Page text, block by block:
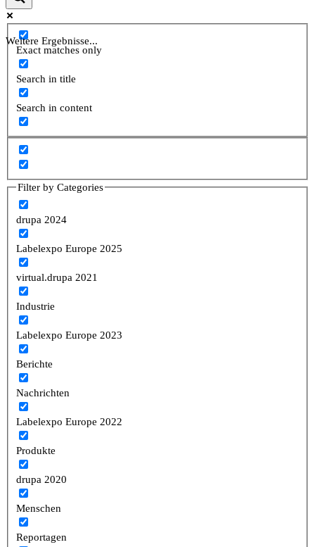
Weitere Ergebnisse...
Exact matches only
Search in title
Search in content
Filter by Categories
drupa 2024
Labelexpo Europe 2025
virtual.drupa 2021
Industrie
Labelexpo Europe 2023
Berichte
Nachrichten
Labelexpo Europe 2022
Produkte
drupa 2020
Menschen
Reportagen